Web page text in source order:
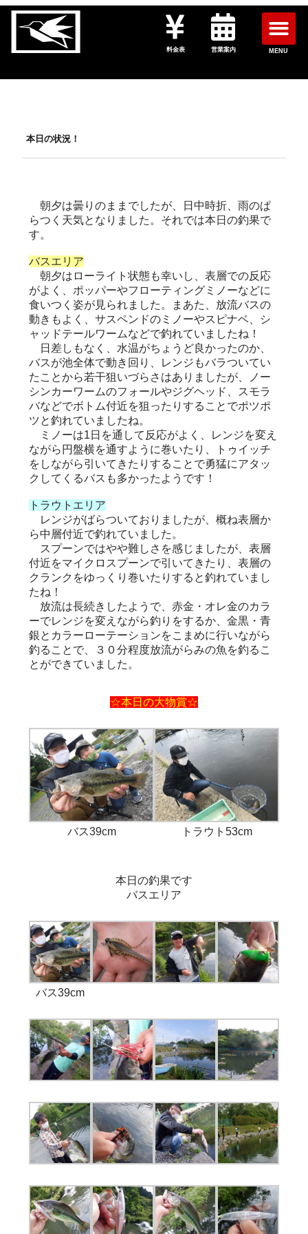
料金表 営業案内 MENU
本日の状況！
朝夕は曇りのままでしたが、日中時折、雨のぱ
らつく天気となりました。それでは本日の釣果で
す。
バスエリア
朝夕はローライト状態も幸いし、表層での反応
がよく、ポッパーやフローティングミノーなどに
食いつく姿が見られました。まあた、放流バスの
動きもよく、サスペンドのミノーやスピナベ、シ
ャッドテールワームなどで釣れていましたね！
日差しもなく、水温がちょうど良かったのか、
バスが池全体で動き回り、レンジもバラついてい
たことから若干狙いづらさはありましたが、ノー
シンカーワームのフォールやジグヘッド、スモラ
バなどでボトム付近を狙ったりすることでポツポ
ツと釣れていましたね。
ミノーは1日を通して反応がよく、レンジを変え
ながら円盤横を通すように巻いたり、トゥイッチ
をしながら引いてきたりすることで勇猛にアタッ
クしてくるバスも多かったようです！
トラウトエリア
レンジがばらついておりましたが、概ね表層か
ら中層付近で釣れていました。
スプーンではやや難しさを感じましたが、表層
付近をマイクロスプーンで引いてきたり、表層の
クランクをゆっくり巻いたりすると釣れていまし
たね！
放流は長続きしたようで、赤金・オレ金のカラ
ーでレンジを変えながら釣りをするか、金黒・青
銀とカラーローテーションをこまめに行いながら
釣ることで、３０分程度放流がらみの魚を釣るこ
とができていました。
☆本日の大物賞☆
バス39cm トラウト53cm
本日の釣果です
バスエリア
バス39cm